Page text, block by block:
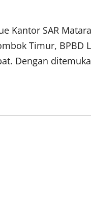
SAR
Timur, BPBD
Dengan